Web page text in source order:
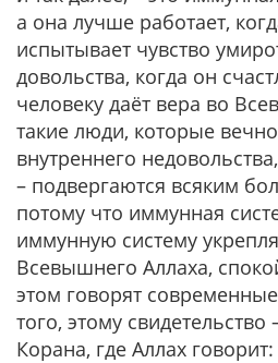
а она лучше работает,
испытывает чувство
довольства, когда он
человеку даёт вера во
такие люди, которые
внутреннего
– подвергаются всяким
потому что иммунная
иммунную систему
Всевышнего Аллаха,
этом говорят
того, этому
Корана, где Аллах говорит: